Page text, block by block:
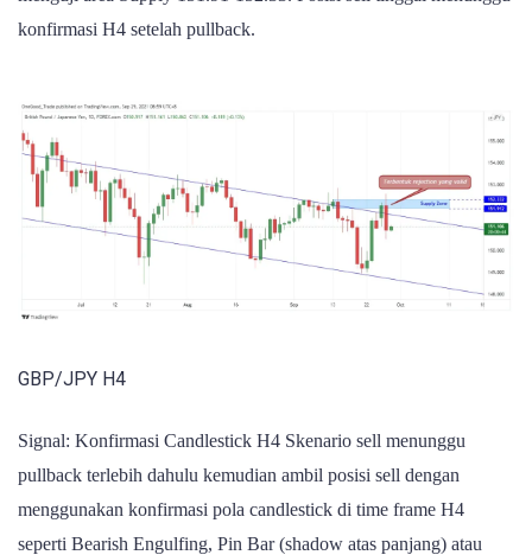
konfirmasi H4 setelah pullback.
GBP/JPY H4
Signal: Konfirmasi Candlestick H4 Skenario sell menunggu
pullback terlebih dahulu kemudian ambil posisi sell dengan
menggunakan konfirmasi pola candlestick di time frame H4
seperti Bearish Engulfing, Pin Bar (shadow atas panjang) atau